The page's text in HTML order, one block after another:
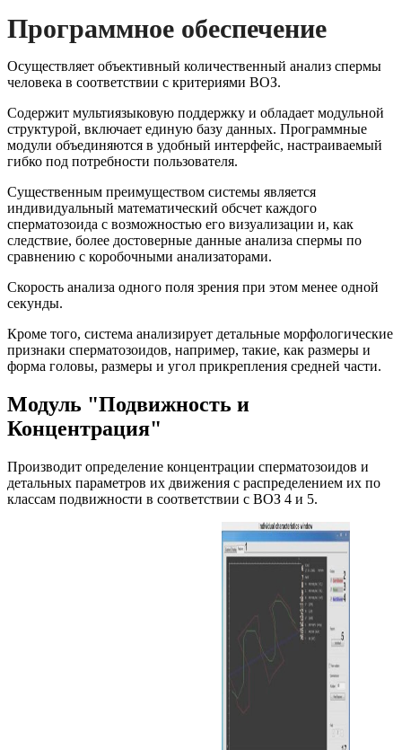
Программное обеспечение
Осуществляет объективный количественный анализ спермы
человека в соответствии с критериями ВОЗ.
Содержит мультиязыковую поддержку и обладает модульной
структурой, включает единую базу данных. Программные
модули объединяются в удобный интерфейс, настраиваемый
гибко под потребности пользователя.
Существенным преимуществом системы является
индивидуальный математический обсчет каждого
сперматозоида с возможностью его визуализации и, как
следствие, более достоверные данные анализа спермы по
сравнению с коробочными анализаторами.
Скорость анализа одного поля зрения при этом менее одной
секунды.
Кроме того, система анализирует детальные морфологические
признаки сперматозоидов, например, такие, как размеры и
форма головы, размеры и угол прикрепления средней части.
Модуль "Подвижность и
Концентрация"
Производит определение концентрации сперматозоидов и
детальных параметров их движения с распределением их по
классам подвижности в соответствии с ВОЗ 4 и 5.